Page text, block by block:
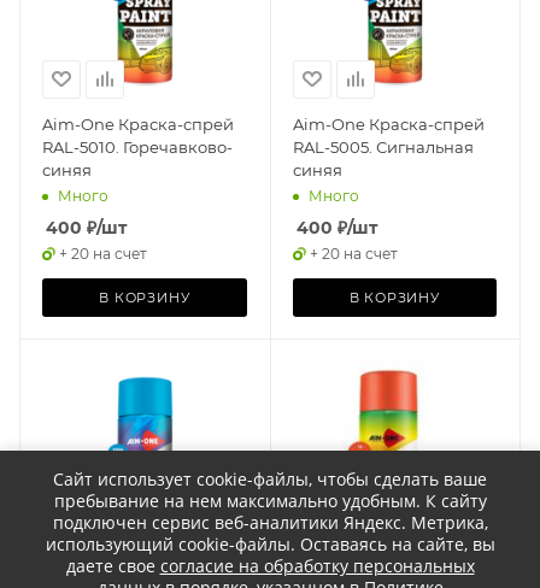
Aim-One Краска-спрей
RAL-5010. Горечавково-
синяя
Много
400 ₽/шт
+ 20 на счет
В КОРЗИНУ
Aim-One Краска-спрей
RAL-5005. Сигнальная
синяя
Много
400 ₽/шт
+ 20 на счет
В КОРЗИНУ
Сайт использует cookie-файлы, чтобы сделать ваше
пребывание на нем максимально удобным. К cайту
подключен сервис веб-аналитики Яндекс. Метрика,
использующий cookie-файлы. Оставаясь на сайте, вы
даете свое согласие на обработку персональных